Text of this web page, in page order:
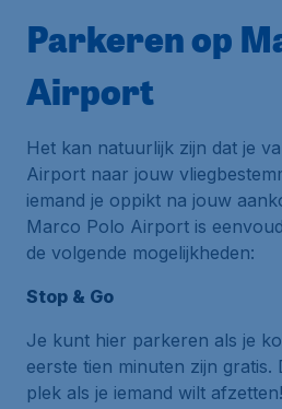
Parkeren op
Airport
Het kan natuurlijk zijn dat je
Airport naar jouw
iemand je oppikt na jouw
Marco Polo Airport is
de volgende mogelijkheden:
Stop & Go
Je kunt hier parkeren als je
eerste tien minuten zijn gratis.
plek als je iemand wilt afzetten!